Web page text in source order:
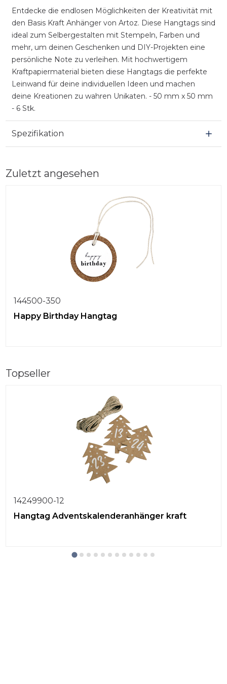
Entdecke die endlosen Möglichkeiten der Kreativität mit
den Basis Kraft Anhänger von Artoz. Diese Hangtags sind
ideal zum Selbergestalten mit Stempeln, Farben und
mehr, um deinen Geschenken und DIY-Projekten eine
persönliche Note zu verleihen. Mit hochwertigem
Kraftpapiermaterial bieten diese Hangtags die perfekte
Leinwand für deine individuellen Ideen und machen
deine Kreationen zu wahren Unikaten. - 50 mm x 50 mm
- 6 Stk.
Spezifikation
Zuletzt angesehen
144500-350
Happy Birthday Hangtag
Topseller
14249900-12
Hangtag Adventskalenderanhänger kraft